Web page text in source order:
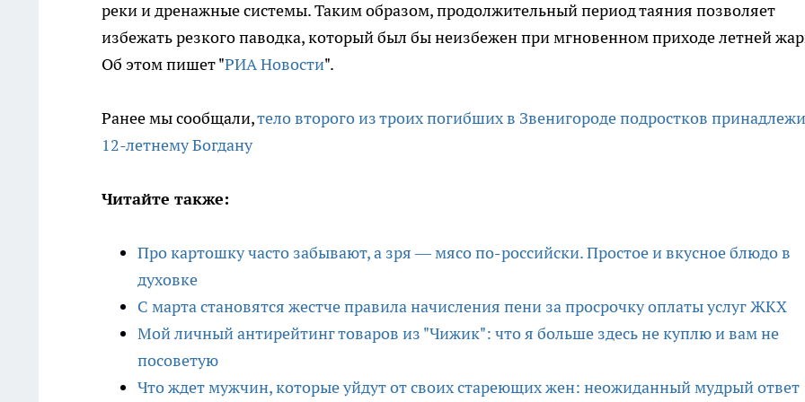
реки и дренажные системы. Таким образом, продолжительный период таяния позволяет
избежать резкого паводка, который был бы неизбежен при мгновенном приходе летней
Об этом пишет "РИА Новости".
Ранее мы сообщали,тело второго из троих погибших в Звенигороде подростков
12-летнему Богдану
Читайте также:
Про картошку часто забывают, а зря — мясо по-российски. Простое и вкусное блюдо в
духовке
С марта становятся жестче правила начисления пени за просрочку оплаты услуг ЖКХ
Мой личный антирейтинг товаров из "Чижик": что я больше здесь не куплю и вам не
посоветую
Что ждет мужчин, которые уйдут от своих стареющих жен: неожиданный мудрый ответ